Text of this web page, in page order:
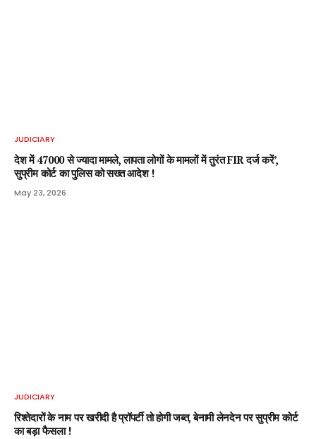
JUDICIARY
देश में 47000 से ज्यादा मामले, लापता लोगों के मामलों में तुरंत FIR दर्ज करें’,
सुप्रीम कोर्ट का पुलिस को सख्त आदेश !
May 23, 2026
JUDICIARY
रिश्तेदारों के नाम पर खरीदी है प्रॉपर्टी तो होगी जब्त, बेनामी लेनदेन पर सुप्रीम कोर्ट
का बड़ा फैसला !